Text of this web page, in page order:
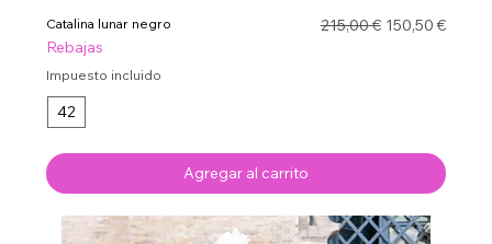
Catalina lunar negro Precio
215,00 € Precio de
150,50 €
Rebajas
Impuesto incluido
42
Agregar al carrito